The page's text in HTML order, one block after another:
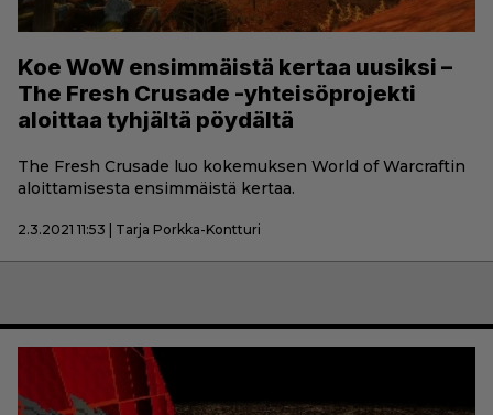
Koe WoW ensimmäistä kertaa uusiksi –
The Fresh Crusade -yhteisöprojekti
aloittaa tyhjältä pöydältä
The Fresh Crusade luo kokemuksen World of Warcraftin
aloittamisesta ensimmäistä kertaa.
2.3.2021 11:53 | Tarja Porkka-Kontturi